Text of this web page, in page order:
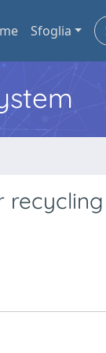
Sfoglia
recycling